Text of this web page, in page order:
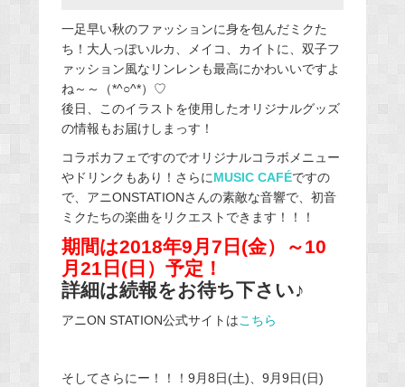
一足早い秋のファッションに身を包んだミクた
ち！大人っぽいルカ、メイコ、カイトに、双子フ
ァッション風なリンレンも最高にかわいいですよ
ね～～（*^○^*）♡
後日、このイラストを使用したオリジナルグッズ
の情報もお届けしまっす！
コラボカフェですのでオリジナルコラボメニュー
やドリンクもあり！さらにMUSIC CAFÉですの
で、アニONSTATIONさんの素敵な音響で、初音
ミクたちの楽曲をリクエストできます！！！
期間は2018年9月7日(金）～10
月21日(日）予定！
詳細は続報をお待ち下さい♪
アニON STATION公式サイトはこちら
そしてさらにー！！！9月8日(土)、9月9日(日)